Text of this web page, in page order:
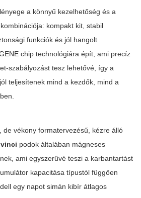
a könnyű kezelhetőség és a
kompakt kit, stabil
funkciók és jól hangolt
chip technológiára épít, ami precíz
szabályozást tesz lehetővé, így a
teljesítenek mind a kezdők, mind a
de vékony formatervezésű, kézre álló
podok általában mágneses
ami egyszerűvé teszi a karbantartást
kapacitása típustól függően
egy napot simán kibír átlagos